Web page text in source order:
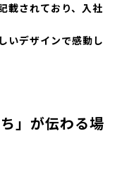
載されており、入社
いデザインで感動し
」が伝わる場